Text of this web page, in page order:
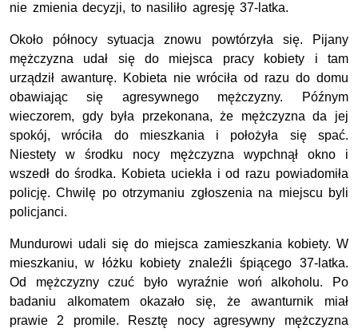
nie zmienia decyzji, to nasiliło agresję 37-latka.
Około północy sytuacja znowu powtórzyła się. Pijany
mężczyzna udał się do miejsca pracy kobiety i tam
urządził awanturę. Kobieta nie wróciła od razu do domu
obawiając się agresywnego mężczyzny. Późnym
wieczorem, gdy była przekonana, że mężczyzna da jej
spokój, wróciła do mieszkania i położyła się spać.
Niestety w środku nocy mężczyzna wypchnął okno i
wszedł do środka. Kobieta uciekła i od razu powiadomiła
policję. Chwilę po otrzymaniu zgłoszenia na miejscu byli
policjanci.
Mundurowi udali się do miejsca zamieszkania kobiety. W
mieszkaniu, w łóżku kobiety znaleźli śpiącego 37-latka.
Od mężczyzny czuć było wyraźnie woń alkoholu. Po
badaniu alkomatem okazało się, że awanturnik miał
prawie 2 promile. Resztę nocy agresywny mężczyzna